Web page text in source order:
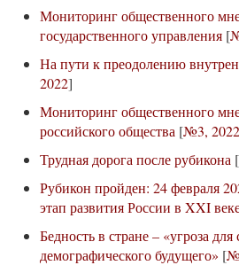
Мониторинг общественного
государственного управления [
На пути к преодолению
2022]
Мониторинг общественного
российского общества [№3, 2022
Трудная дорога после рубикона [
Рубикон пройден: 24 февраля
этап развития России в XXI
Бедность в стране – «угроза
демографического будущего» [